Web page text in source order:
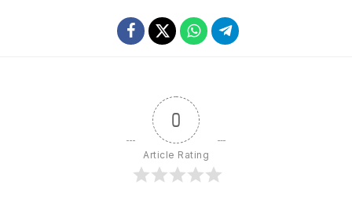
0
Article Rating